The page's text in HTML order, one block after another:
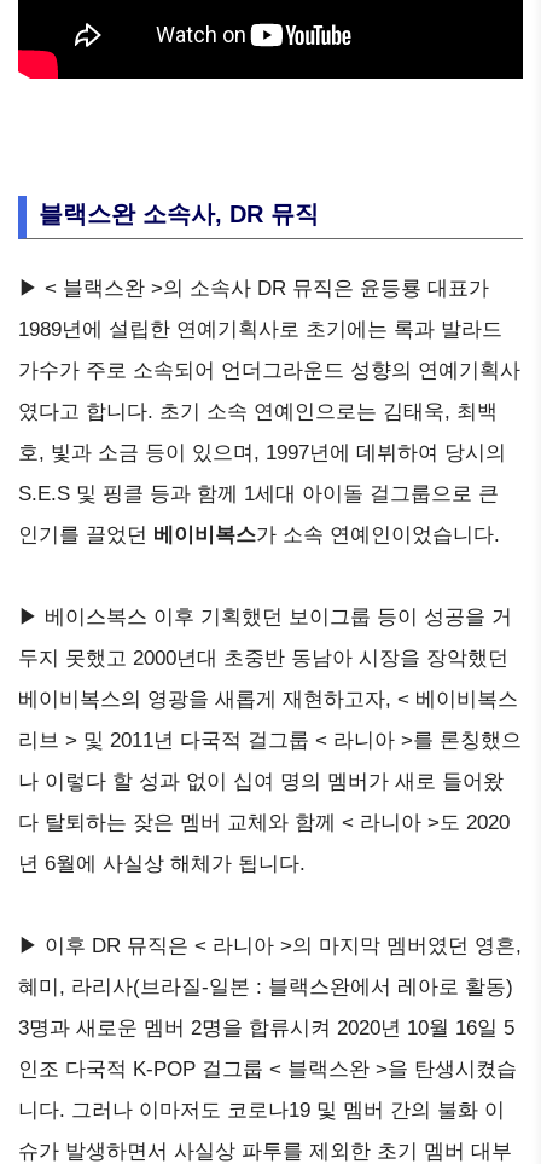
블랙스완 소속사, DR 뮤직
▶ < 블랙스완 >의 소속사 DR 뮤직은 윤등룡 대표가
1989년에 설립한 연예기획사로 초기에는 록과 발라드
가수가 주로 소속되어 언더그라운드 성향의 연예기획사
였다고 합니다. 초기 소속 연예인으로는 김태욱, 최백
호, 빛과 소금 등이 있으며, 1997년에 데뷔하여 당시의
S.E.S 및 핑클 등과 함께 1세대 아이돌 걸그룹으로 큰
인기를 끌었던 베이비복스가 소속 연예인이었습니다.
▶ 베이스복스 이후 기획했던 보이그룹 등이 성공을 거
두지 못했고 2000년대 초중반 동남아 시장을 장악했던
베이비복스의 영광을 새롭게 재현하고자, < 베이비복스
리브 > 및 2011년 다국적 걸그룹 < 라니아 >를 론칭했으
나 이렇다 할 성과 없이 십여 명의 멤버가 새로 들어왔
다 탈퇴하는 잦은 멤버 교체와 함께 < 라니아 >도 2020
년 6월에 사실상 해체가 됩니다.
▶ 이후 DR 뮤직은 < 라니아 >의 마지막 멤버였던 영흔,
혜미, 라리사(브라질-일본 : 블랙스완에서 레아로 활동)
3명과 새로운 멤버 2명을 합류시켜 2020년 10월 16일 5
인조 다국적 K-POP 걸그룹 < 블랙스완 >을 탄생시켰습
니다. 그러나 이마저도 코로나19 및 멤버 간의 불화 이
슈가 발생하면서 사실상 파투를 제외한 초기 멤버 대부